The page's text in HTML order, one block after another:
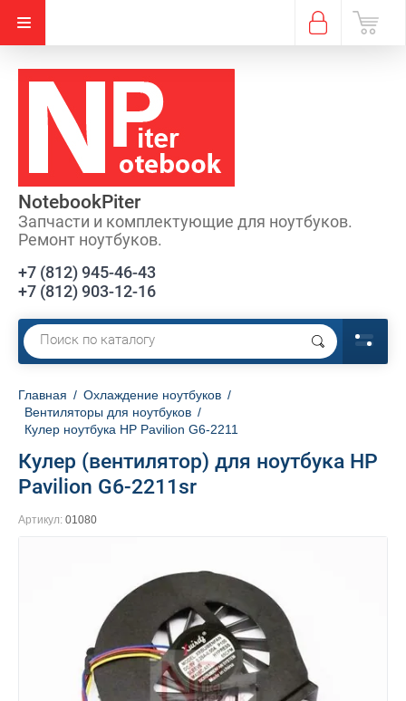
NotebookPiter
Запчасти и комплектующие для ноутбуков.
Ремонт ноутбуков.
+7 (812) 945-46-43
+7 (812) 903-12-16
Главная / Охлаждение ноутбуков /
Вентиляторы для ноутбуков /
Кулер ноутбука HP Pavilion G6-2211
Кулер (вентилятор) для ноутбука HP
Pavilion G6-2211sr
Артикул: 01080